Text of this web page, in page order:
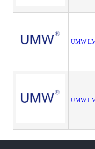
UMW
UMW